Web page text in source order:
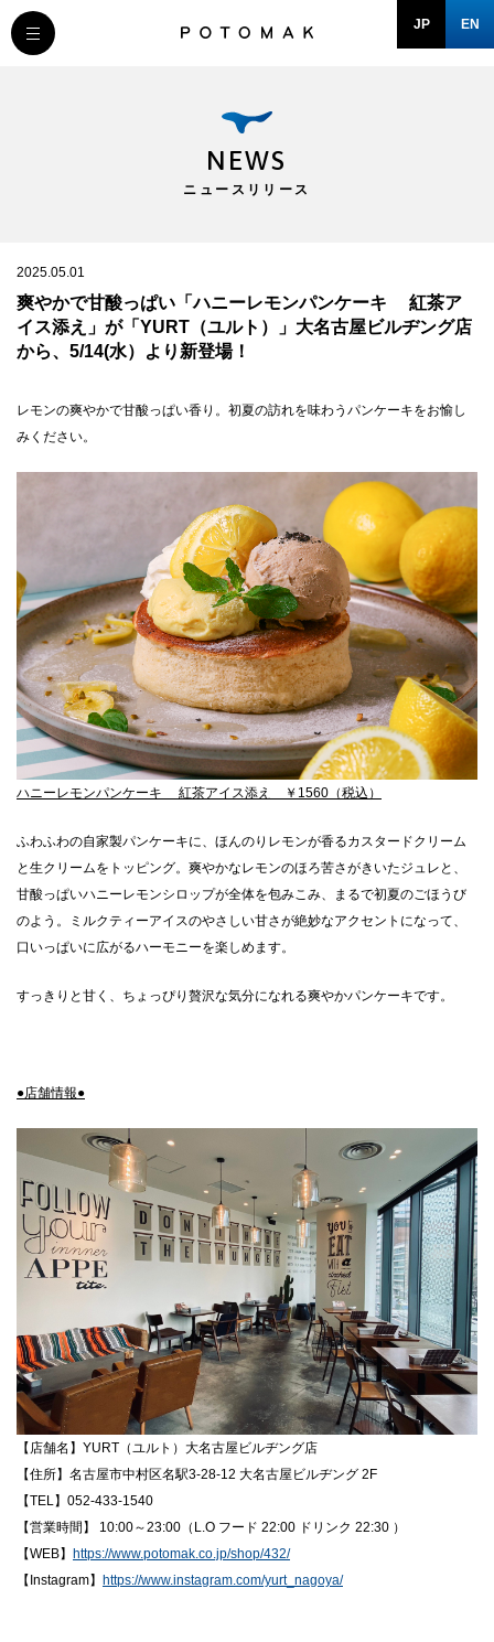
JP EN
COMPANY
RECRUIT
NEWS
CLOSE
NEWS
ニュースリリース
2025.05.01
爽やかで甘酸っぱい「ハニーレモンパンケーキ 紅茶ア
イス添え」が「YURT（ユルト）」大名古屋ビルヂング店
から、5/14(水）より新登場！
レモンの爽やかで甘酸っぱい香り。初夏の訪れを味わうパンケーキをお愉し
みください。
ハニーレモンパンケーキ 紅茶アイス添え ￥1560（税込）
ふわふわの自家製パンケーキに、ほんのりレモンが香るカスタードクリーム
と生クリームをトッピング。爽やかなレモンのほろ苦さがきいたジュレと、
甘酸っぱいハニーレモンシロップが全体を包みこみ、まるで初夏のごほうび
のよう。ミルクティーアイスのやさしい甘さが絶妙なアクセントになって、
口いっぱいに広がるハーモニーを楽しめます。
すっきりと甘く、ちょっぴり贅沢な気分になれる爽やかパンケーキです。
●店舗情報●
【店舗名】YURT（ユルト）大名古屋ビルヂング店
【住所】名古屋市中村区名駅3-28-12 大名古屋ビルヂング 2F
【TEL】052-433-1540
【営業時間】 10:00～23:00（L.O フード 22:00 ドリンク 22:30 ）
【WEB】 https://www.potomak.co.jp/shop/432/
【Instagram】 https://www.instagram.com/yurt_nagoya/